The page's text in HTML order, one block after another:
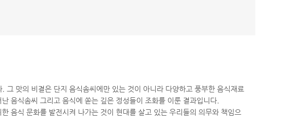
맛의 비결은 단지 음식솜씨에만 있는 것이 아니라 다양하고 풍부한 음식재료
음식솜씨 그리고 음식에 쏟는 깊은 정성들이 조화를 이룬 결과입니다.
음식 문화를 발전시켜 나가는 것이 현대를 살고 있는 우리들의 의무와 책임으